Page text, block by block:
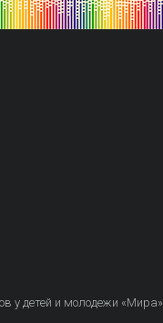
у детей и молодежи «Мира»